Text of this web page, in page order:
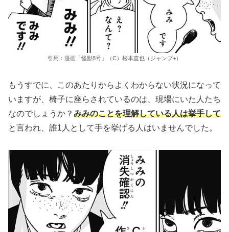
引用：漫画「怪獣8号」（C）松本直也（ジャンプ+）
もうすでに、このあたりからよくわからない状況になって
いますが、椅子に座らされているのは、現場にいた人たち
なのでしょうか？ みみのことを理解している人は挙手して
と言われ、誰1人として手を挙げる人はいませんでした。